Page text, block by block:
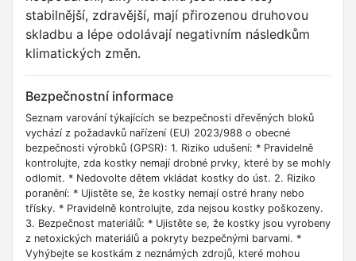
stabilnější, zdravější, mají přirozenou druhovou
skladbu a lépe odolávají negativním následkům
klimatických změn.
Bezpečnostní informace
Seznam varování týkajících se bezpečnosti dřevěných bloků
vychází z požadavků nařízení (EU) 2023/988 o obecné
bezpečnosti výrobků (GPSR): 1. Riziko udušení: * Pravidelně
kontrolujte, zda kostky nemají drobné prvky, které by se mohly
odlomit. * Nedovolte dětem vkládat kostky do úst. 2. Riziko
poranění: * Ujistěte se, že kostky nemají ostré hrany nebo
třísky. * Pravidelně kontrolujte, zda nejsou kostky poškozeny.
3. Bezpečnost materiálů: * Ujistěte se, že kostky jsou vyrobeny
z netoxických materiálů a pokryty bezpečnými barvami. *
Vyhýbejte se kostkám z neznámých zdrojů, které mohou